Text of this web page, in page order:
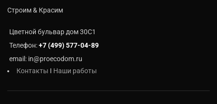
Строим & Красим
Цветной бульвар дом 30C1
Телефон:+7 (499) 577-04-89
email: in@proecodom.ru
Контакты I Наши работы